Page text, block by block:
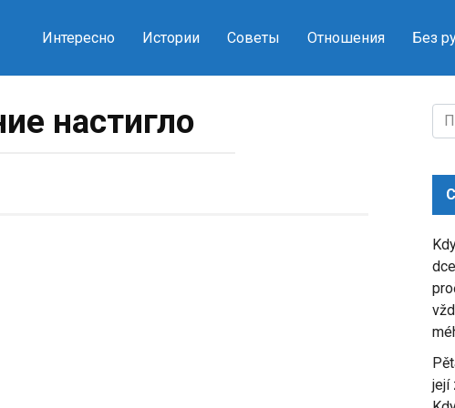
Интересно Истории Советы Отношения Без
настигло
for:
její